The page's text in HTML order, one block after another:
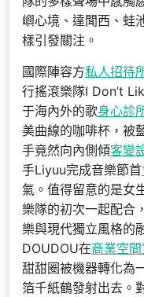
嶼心境、達聞西、蛙
樣引發關注。
國際陣容方私人招待
行搖滾樂隊I Don’t
于海內外的歌身心診
美曲線的咖啡杯，被
手竟然向內側傾客變
手Liyuu完成音樂節首
氣。值得留意的是女
樂隊的初次一起配合
樂與現代獨立風格的
DOUDOU在商業空
甜甜圈被機器轉化為
箔千紙鶴發射出去。